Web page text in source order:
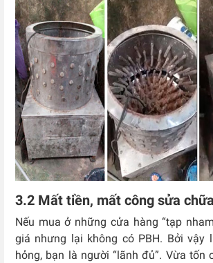
3.2 Mất tiền, mất công sửa chữa
Nếu mua ở những cửa hàng “tạp
giá nhưng lại không có PBH. Bởi vậy
hỏng, bạn là người “lãnh đủ”. Vừa tốn